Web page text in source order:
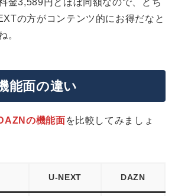
金3,589円とほぼ同額なので、どち
の方がコンテンツ的にお得だなと
。
能面の違い
の機能面を比較してみましょ
U-NEXT DAZN